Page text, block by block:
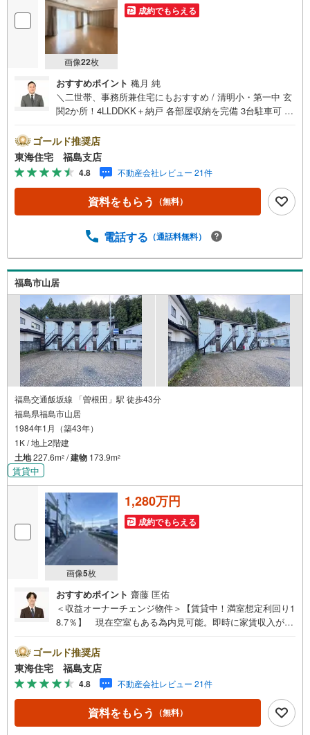
画像22枚
成約でもらえる
おすすめポイント 穐月 純
＼二世帯、事務所兼住宅にもおすすめ / 清明小・第一中 玄
関2か所！4LLDDKK＋納戸 各部屋収納を完備 3台駐車可 南
いいたします 福島で31年の地域密着不動産会社です！福島
県出身スタッフが中心で、地元を熟知した暮らし目線のご
提案が強み。Google口コミでも 4.7の高評価をいただいて
います！実際のお客様の声も、ぜひ参考になさってくださ
い。＼住宅ローンのご相談は無料です！/「通るかな…？」
と不安な段階でも大丈夫です。自己資金が少ない方のご相
ランシミュレーションも無料で、将来のことを一緒にゆっ
キッズスペースをご用意しております。おむつ替えやミル
クのお湯なども対応可能です。泣いてしまっても大丈夫で
すので、安心してご来店くださいね。ご相談だけでも大歓
迎です！迷っている今だからこそ、ぜひ一度お話ししてみ
ませんか？
ゴールド推奨店
東海住宅 福島支店
4.8 不動産会社レビュー 21件
資料をもらう （無料）
電話する （通話料無料）
福島市山居
福島交通飯坂線 「曽根田」駅 徒歩43分
福島県福島市山居
1984年1月（築43年）
1K / 地上2階建
土地227.6m2 /建物 173.9m2
賃貸中
画像5枚
1,280万円
成約でもらえる
おすすめポイント 齋藤 匡佑
＜収益オーナーチェンジ物件＞【賃貸中！満室想定利回り1
8.7％】 現在空室もある為内見可能。即時に家賃収入が発
ゴールド推奨店
東海住宅 福島支店
4.8 不動産会社レビュー 21件
資料をもらう （無料）